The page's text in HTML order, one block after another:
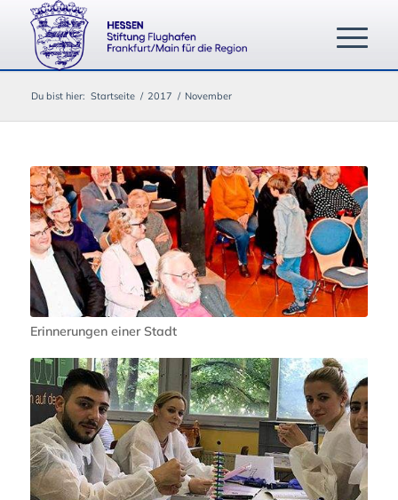
Du bist hier: Startseite / 2017 / November
Erinnerungen einer Stadt